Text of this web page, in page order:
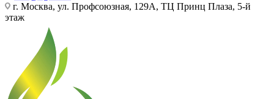
г. Москва, ул. Профсоюзная, 129А, ТЦ Принц Плаза, 5-й
этаж